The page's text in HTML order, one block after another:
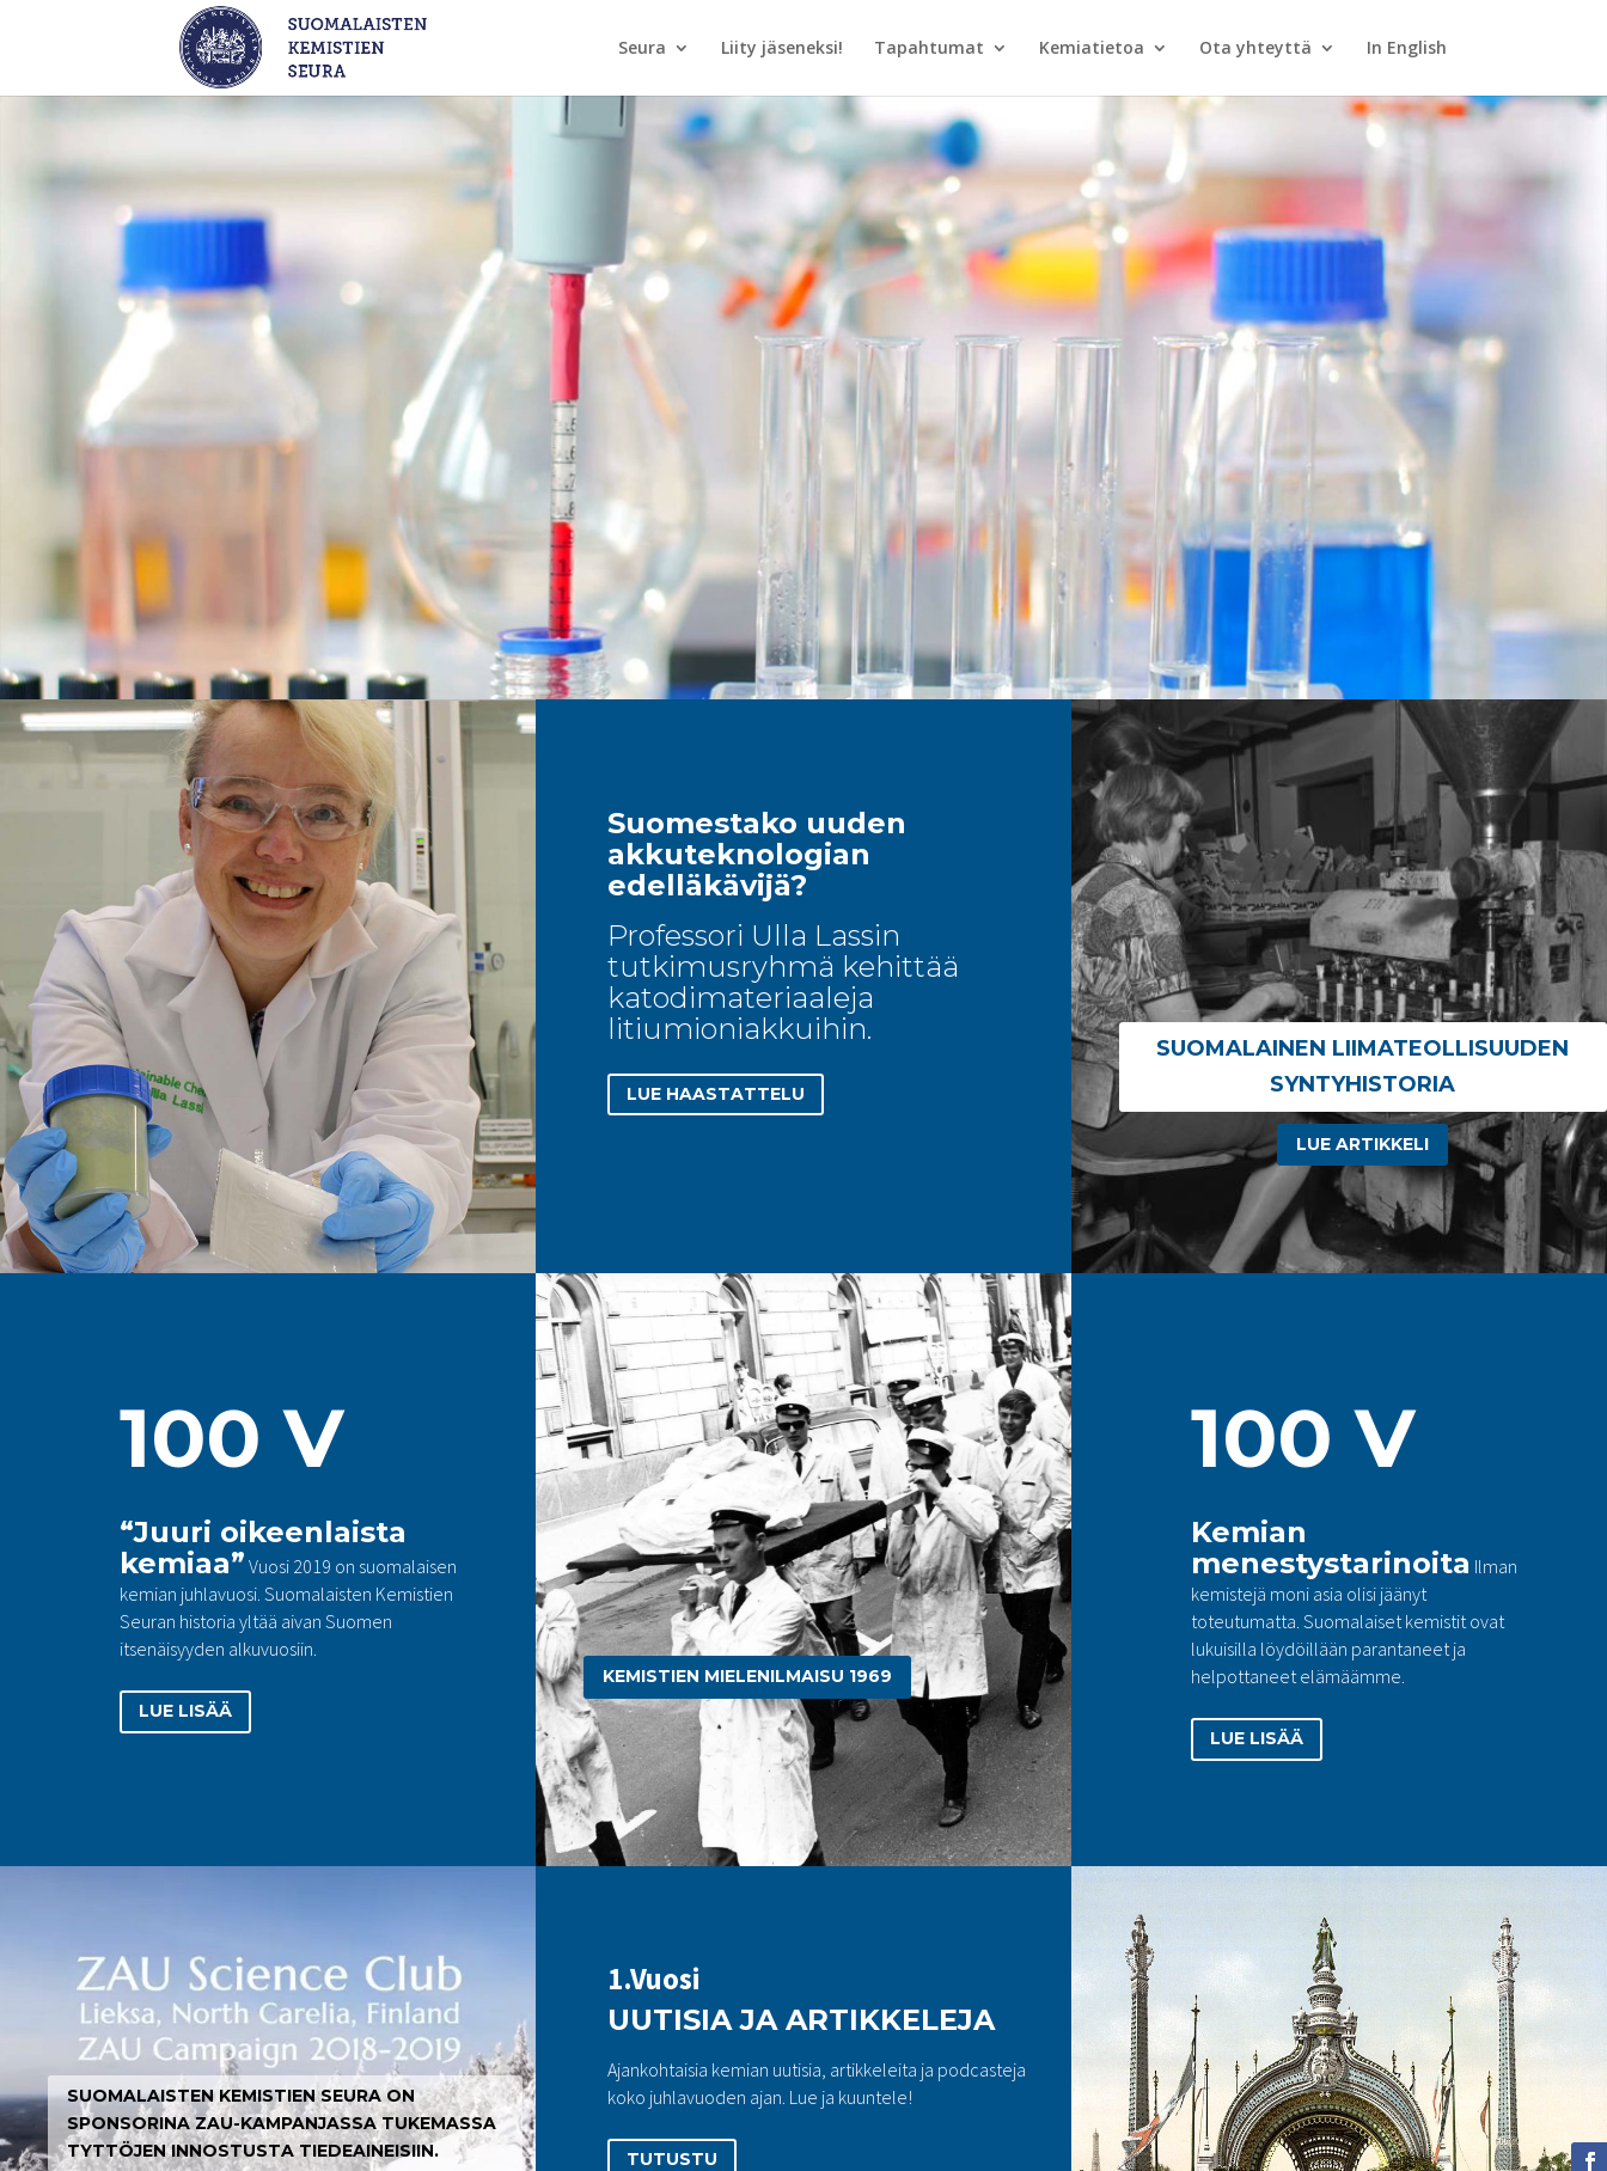
Seura Liity jäseneksi! Tapahtumat Kemiatietoa Ota yhteyttä In English
UUTISIA
KEMIASTA
Videotoistin
Suomestako uuden
akkuteknologian
edelläkävijä?
Professori Ulla Lassin
tutkimusryhmä kehittää
katodimateriaaleja
litiumioniakkuihin.
LUE HAASTATTELU
SUOMALAINEN LIIMATEOLLISUUDEN
SYNTYHISTORIA
LUE ARTIKKELI
100 V
“Juuri oikeenlaista
kemiaa” Vuosi 2019 on suomalaisen
kemian juhlavuosi. Suomalaisten Kemistien
Seuran historia yltää aivan Suomen
itsenäisyyden alkuvuosiin.
LUE LISÄÄ
KEMISTIEN MIELENILMAISU 1969
100 V
Kemian
menestystarinoita Ilman
kemistejä moni asia olisi jäänyt
toteutumatta. Suomalaiset kemistit ovat
lukuisilla löydöillään parantaneet ja
helpottaneet elämäämme.
LUE LISÄÄ
SUOMALAISTEN KEMISTIEN SEURA ON
SPONSORINA ZAU-KAMPANJASSA TUKEMASSA
TYTTÖJEN INNOSTUSTA TIEDEAINEISIIN.
1.Vuosi
UUTISIA JA ARTIKKELEJA
Ajankohtaisia kemian uutisia, artikkeleita ja podcasteja
koko juhlavuoden ajan. Lue ja kuuntele!
TUTUSTU